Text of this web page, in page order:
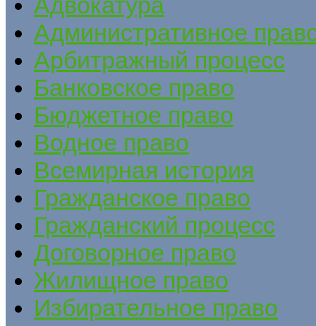
Административное
Арбитражный процесс
Банковское право
Бюджетное право
Водное право
Всемирная история
Гражданское право
Гражданский процесс
Договорное право
Жилищное право
Избирательное право